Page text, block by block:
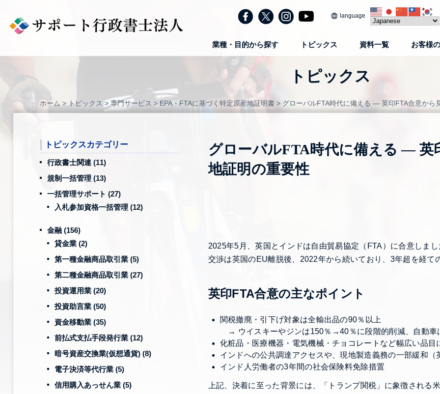
content
language
業種・目的から探す トピックス 資料一覧 お客様
トピックス
ホーム > トピックス > 専門サービス > EPA・FTAに基づく特定原産地証明書> グローバルFTA時代に備える ― 英印FTA合意から
グローバルFTA時代に備える ― 英
地証明の重要性
2025年5月、英国とインドは自由貿易協定（FTA）に合意しまし
交渉は英国のEU離脱後、2022年から続いており、3年超を経て
英印FTA合意の主なポイント
関税撤廃・引下げ対象は全輸出品の90％以上
→ ウイスキーやジンは150％→40％に段階的削減、自動
化粧品・医療機器・電気機械・チョコレートなど幅広い品目
インドへの公共調達アクセスや、現地製造義務の一部緩和（
インド人労働者の3年間の社会保険料免除措置
上記、決着に至った背景には、「トランプ関税」に象徴される
トピックスカテゴリー
行政書士関連 (11)
規制一括管理 (13)
一括管理サポート (27)
入札参加資格一括管理 (12)
金融 (156)
貸金業 (2)
第一種金融商品取引業 (5)
第二種金融商品取引業 (27)
投資運用業 (20)
投資助言業 (50)
資金移動業 (35)
前払式支払手段発行業 (12)
暗号資産交換業(仮想通貨) (8)
電子決済等代行業 (5)
信用購入あっせん業 (5)